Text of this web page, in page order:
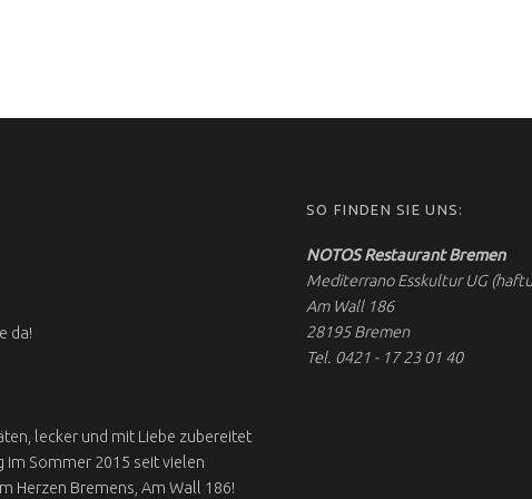
da!
lecker und mit Liebe zubereitet
im Sommer 2015 seit vielen
Herzen Bremens, Am Wall 186!
SO FINDEN SIE UNS:
NOTOS Restaurant Bremen
Mediterrano Esskultur UG
Am Wall 186
28195 Bremen
Tel. 0421 - 17 23 01 40